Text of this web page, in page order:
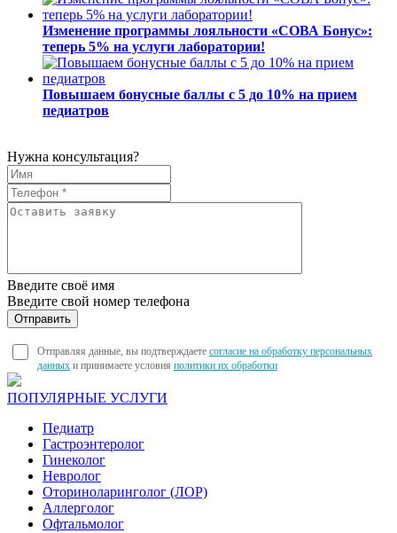
Изменение программы лояльности «СОВА Бонус»:
теперь 5% на услуги лаборатории!
Повышаем бонусные баллы с 5 до 10% на прием
педиатров
Нужна консультация?
Введите своё имя
Введите свой номер телефона
Отправляя данные, вы подтверждаете согласие на обработку персональных
данных и принимаете условия политики их обработки
ПОПУЛЯРНЫЕ УСЛУГИ
Педиатр
Гастроэнтеролог
Гинеколог
Невролог
Оториноларинголог (ЛОР)
Аллерголог
Офтальмолог